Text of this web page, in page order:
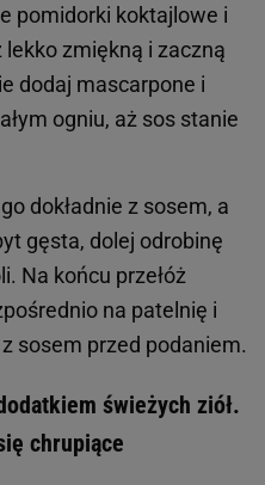
pomidorki koktajlowe i
zmiękną i zaczną
dodaj mascarpone i
ogniu, aż sos stanie
dokładnie z sosem, a
gęsta, dolej odrobinę
Na końcu przełóż
na patelnię i
sosem przed podaniem.
świeżych ziół.
chrupiące